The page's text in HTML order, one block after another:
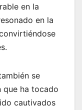
en la
en la
se
que ha tocado
cautivados